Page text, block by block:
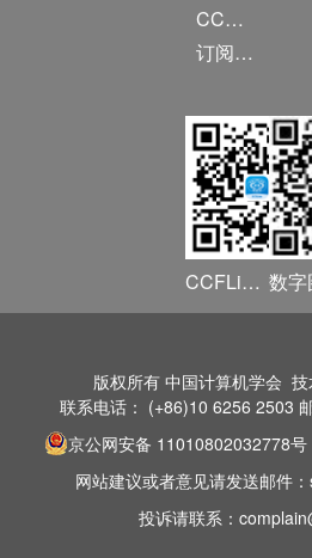
CCF DL Focus
订阅《计算》
CCFLink APP
版权所有 中国计算机学会
联系电话： (+86)10 6256 2503
京公网安备 11010802032778号
网站建议或者意见请发送邮件
投诉请联系：